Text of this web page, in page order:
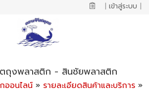
| เข้าสู่ระบบ |
ถุงพลาสติก - สินชัยพลาสติก
ออนไลน์ » รายละเอียดสินค้าและบริการ »